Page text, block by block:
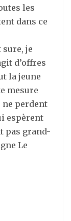
les
dans ce
sure, je
d’offres
la jeune
mesure
ne perdent
espèrent
pas grand-
Le